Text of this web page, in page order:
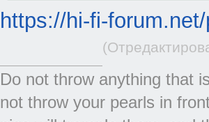
https://hi-fi-
Do not throw anything that
not throw your pearls in